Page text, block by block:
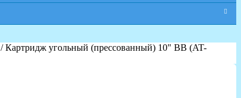
/ Картридж угольный (прессованный) 10" ВВ (AT-